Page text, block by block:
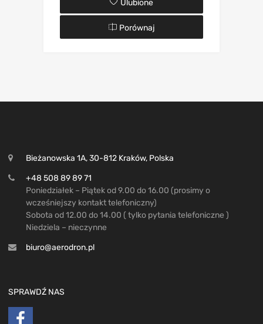
Ulubione
Porównaj
Bieżanowska 1A, 30-812 Kraków, Polska
+48 508 89 89 71
Poniedziałek – Piątek od 9.00 do 16.00 (prosimy o
wcześniejszy kontakt telefoniczny)
Sobota od 12.00 do 14.00 ( tylko pytania telefoniczne )
Niedziela – nieczynne
biuro@aerodron.pl
SPRAWDŹ NAS